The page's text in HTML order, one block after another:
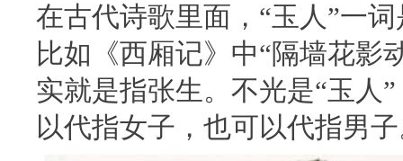
在古代诗歌里面，“玉人”一
比如《西厢记》中“隔墙花影
实就是指张生。不光是“玉人
以代指女子，也可以代指男